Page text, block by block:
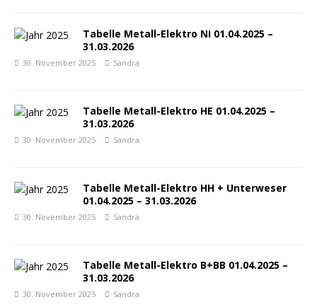
Tabelle Metall-Elektro NI 01.04.2025 –
31.03.2026
30. November 2025 Sandra
Tabelle Metall-Elektro HE 01.04.2025 –
31.03.2026
30. November 2025 Sandra
Tabelle Metall-Elektro HH + Unterweser
01.04.2025 – 31.03.2026
30. November 2025 Sandra
Tabelle Metall-Elektro B+BB 01.04.2025 –
31.03.2026
30. November 2025 Sandra